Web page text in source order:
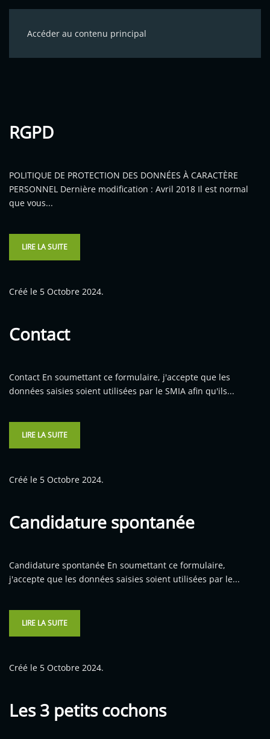
Accéder au contenu principal
RGPD
POLITIQUE DE PROTECTION DES DONNÉES À CARACTÈRE
PERSONNEL Dernière modification : Avril 2018 Il est normal
que vous...
LIRE LA SUITE
Créé le 5 Octobre 2024.
Contact
Contact En soumettant ce formulaire, j'accepte que les
données saisies soient utilisées par le SMIA afin qu'ils...
LIRE LA SUITE
Créé le 5 Octobre 2024.
Candidature spontanée
Candidature spontanée En soumettant ce formulaire,
j'accepte que les données saisies soient utilisées par le...
LIRE LA SUITE
Créé le 5 Octobre 2024.
Les 3 petits cochons